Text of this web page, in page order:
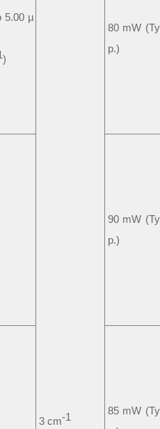
5.00 µ
)
3 cm-1
80 mW (Ty
p.)
90 mW (Ty
p.)
85 mW (Ty